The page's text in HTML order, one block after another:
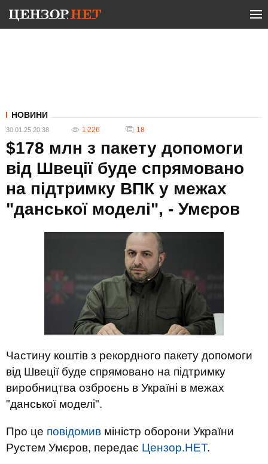
НОВИНИ
30.01.25 20:38 1 226 18
$178 млн з пакету допомоги
від Швеції буде спрямовано
на підтримку ВПК у межах
"данської моделі", - Умєров
Частину коштів з рекордного пакету допомоги
від Швеції буде спрямовано на підтримку
виробництва озброєнь в Україні в межах
"данської моделі".
Про це повідомив міністр оборони України
Рустем Умєров, передає Цензор.НЕТ.